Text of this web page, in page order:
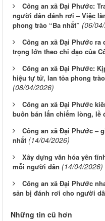
Công an xã Đại Phước:
người dân đánh rơi – Việc
phong trào “Ba nhất” (06/
Công an xã Đại Phước ra
trọng lớn theo chỉ đạo của
Công an xã Đại Phước:
hiệu tự tử, lan tỏa phong
(08/04/2026)
Công an xã Đại Phước
buôn bán lấn chiếm lòng, lề
Công an xã Đại Phước –
nhất (14/04/2026)
Xây dựng văn hóa yên
mỗi người dân (14/04/2026)
Công an xã Đại Phước
sản bị đánh rơi cho người
Những tin cũ hơn